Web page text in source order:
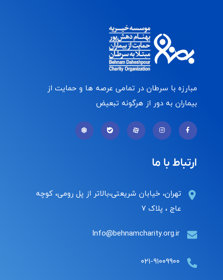
مبارزه با سرطان در تمامی عرصه ها و حمایت از
بیماران به دور از هرگونه تبعیض
ارتباط با ما
تهران، خیابان شریعتی،بالاتر از پل رومی، کوچه
عاج ، پلاک ۷
Info@behnamcharity.org.ir
۰۲۱-۹۱۰۰۹۹۰۰